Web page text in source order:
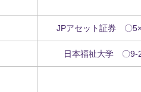
JPアセット証券 〇
日本福祉大学 〇9-